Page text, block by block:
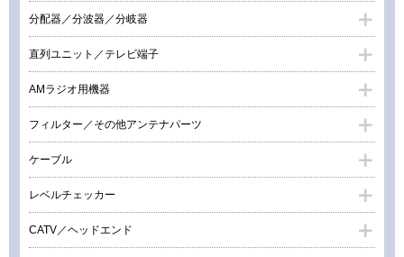
分配器／分波器／分岐器
直列ユニット／テレビ端子
AMラジオ用機器
フィルター／その他アンテナパーツ
ケーブル
レベルチェッカー
CATV／ヘッドエンド